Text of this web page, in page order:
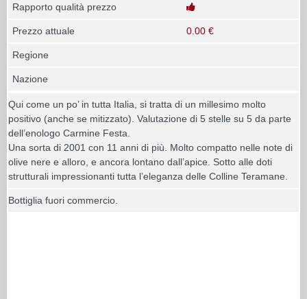
Rapporto qualità prezzo
Prezzo attuale 0.00 €
Regione
Nazione
Qui come un po’ in tutta Italia, si tratta di un millesimo molto
positivo (anche se mitizzato). Valutazione di 5 stelle su 5 da parte
dell’enologo Carmine Festa.
Una sorta di 2001 con 11 anni di più. Molto compatto nelle note di
olive nere e alloro, e ancora lontano dall’apice. Sotto alle doti
strutturali impressionanti tutta l’eleganza delle Colline Teramane.
Bottiglia fuori commercio.